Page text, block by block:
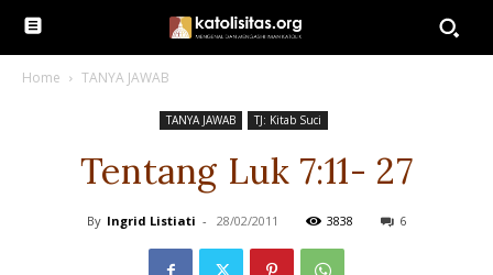
Home TANYA JAWAB
TANYA JAWAB TJ: Kitab Suci
Tentang Luk 7:11- 27
By Ingrid Listiati - 28/02/2011 3838 6